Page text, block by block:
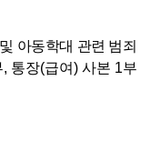
아동학대 관련 범죄
, 통장(급여)사본 1부